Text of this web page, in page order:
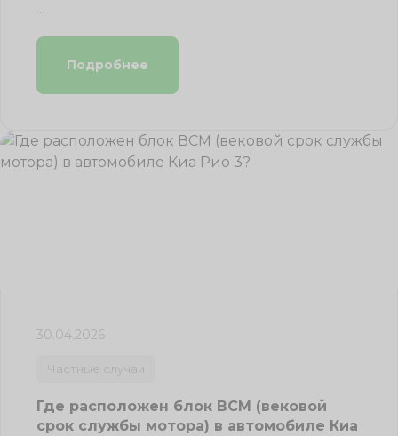
Подробнее
30.04.2026
Частные случаи
Где расположен блок ВСМ (вековой
срок службы мотора) в автомобиле Киа